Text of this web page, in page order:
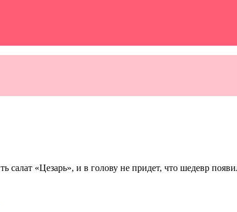
«Цезарь», и в голову не придет, что шедевр